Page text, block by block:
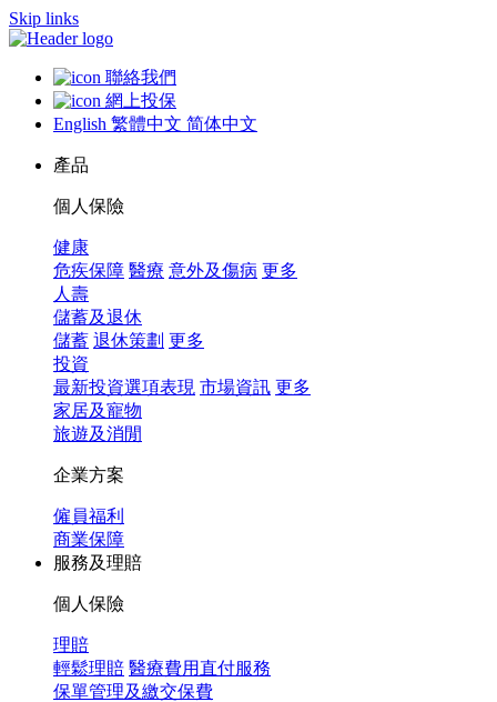
Skip links
聯絡我們
網上投保
English 繁體中文 简体中文
產品
個人保險
健康
危疾保障 醫療 意外及傷病 更多
人壽
儲蓄及退休
儲蓄 退休策劃 更多
投資
最新投資選項表現 市場資訊 更多
家居及寵物
旅遊及消閒
企業方案
僱員福利
商業保障
服務及理賠
個人保險
理賠
輕鬆理賠 醫療費用直付服務
保單管理及繳交保費